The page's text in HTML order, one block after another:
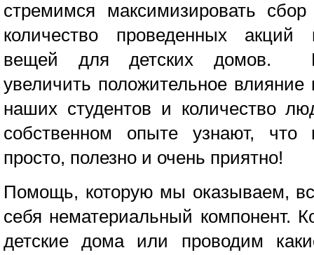
стремимся максимизировать сбор
количество проведенных акций
вещей для детских домов.
увеличить положительное влияние
наших студентов и количество
собственном опыте узнают, что
просто, полезно и очень приятно!
Помощь, которую мы оказываем,
себя нематериальный компонент.
детские дома или проводим